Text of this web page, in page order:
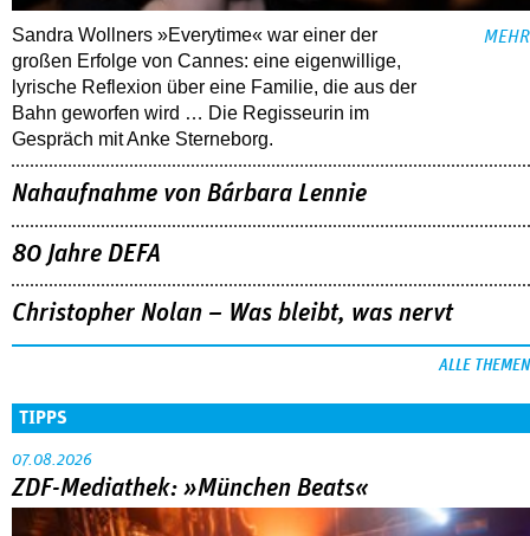
Sandra Wollners »Everytime« war einer der
großen Erfolge von Cannes: eine eigenwillige,
lyrische Reflexion über eine ­Familie, die aus der
Bahn geworfen wird … Die Regisseurin im
Gespräch mit Anke Sterneborg.
MEHR
Nahaufnahme von Bárbara Lennie
80 Jahre DEFA
Christopher Nolan – Was bleibt, was nervt
ALLE THEMEN
TIPPS
07.08.2026
ZDF-Mediathek: »München Beats«